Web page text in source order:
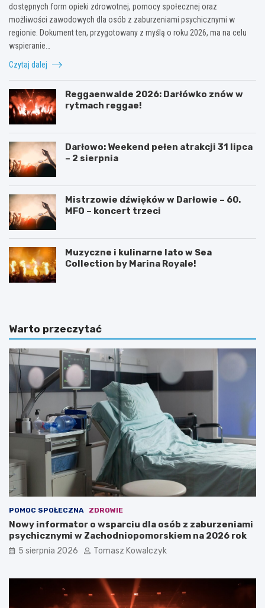
dostępnych form opieki zdrowotnej, pomocy społecznej oraz
możliwości zawodowych dla osób z zaburzeniami psychicznymi w
regionie. Dokument ten, przygotowany z myślą o roku 2026, ma na celu
wspieranie…
Czytaj dalej
Reggaenwalde 2026: Darłówko znów w
rytmach reggae!
Darłowo: Weekend pełen atrakcji 31 lipca
– 2 sierpnia
Mistrzowie dźwięków w Darłowie – 60.
MFO – koncert trzeci
Muzyczne i kulinarne lato w Sea
Collection by Marina Royale!
Warto przeczytać
POMOC SPOŁECZNA ZDROWIE
Nowy informator o wsparciu dla osób z zaburzeniami
psychicznymi w Zachodniopomorskiem na 2026 rok
5 sierpnia 2026 Tomasz Kowalczyk